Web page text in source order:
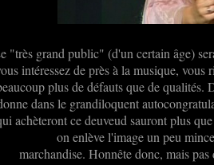
"très grand public" (d'un certain âge)
intéressez de près à la musique, vous
plus de défauts que de
dans le grandiloquent
achèteront ce deuveud sauront plus
on enlève l'image un peu
marchandise. Honnête donc, mais